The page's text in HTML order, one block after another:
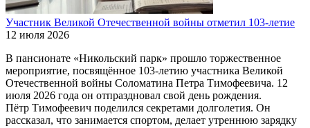
Участник Великой Отечественной войны отметил 103-летие
12 июля 2026
В пансионате «Никольский парк» прошло торжественное
мероприятие, посвящённое 103-летию участника Великой
Отечественной войны Соломатина Петра Тимофеевича. 12
июля 2026 года он отпраздновал свой день рождения.
Пётр Тимофеевич поделился секретами долголетия. Он
рассказал, что занимается спортом, делает утреннюю зарядку